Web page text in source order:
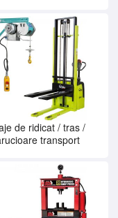
de ridicat / tras /
transport